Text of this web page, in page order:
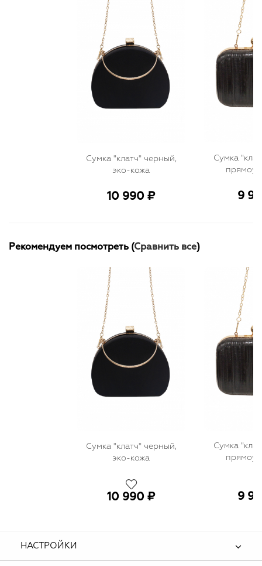
Сумка "клатч" черный,
эко-кожа
10 990 ₽
Сумка
9
Рекомендуем посмотреть (Сравнить все)
Сумка "клатч" черный,
эко-кожа
10 990 ₽
Сумка
9
НАСТРОЙКИ